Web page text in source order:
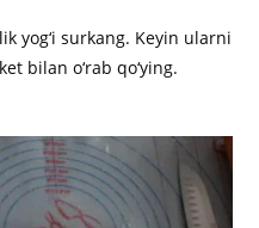
yog‘i surkang. Keyin ularni
bilan o‘rab qo‘ying.